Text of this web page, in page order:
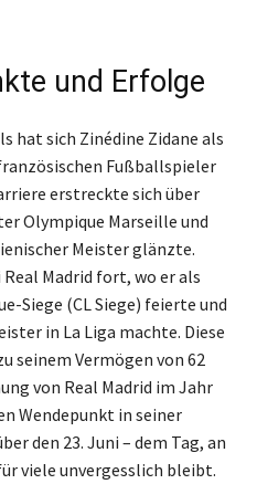
und Erfolge
hat sich Zinédine Zidane als
Fußballspieler
erstreckte sich über
Olympique Marseille und
Meister glänzte.
Madrid fort, wo er als
Siege (CL Siege) feierte und
in La Liga machte. Diese
seinem Vermögen von 62
von Real Madrid im Jahr
Wendepunkt in seiner
den 23. Juni – dem Tag, an
viele unvergesslich bleibt.